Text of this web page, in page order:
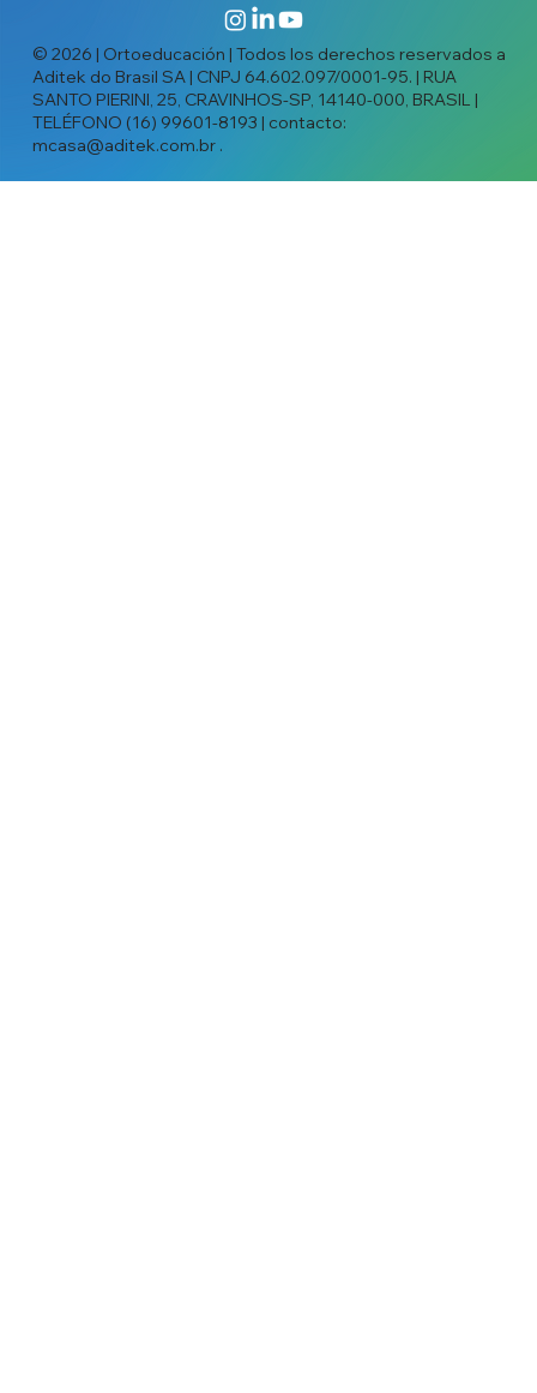
© 2026 | Ortoeducación | Todos los derechos reservados a
Aditek do Brasil SA | CNPJ 64.602.097/0001-95. | RUA
SANTO PIERINI, 25, CRAVINHOS-SP, 14140-000, BRASIL |
TELÉFONO (16) 99601-8193 | contacto:
mcasa@aditek.com.br .